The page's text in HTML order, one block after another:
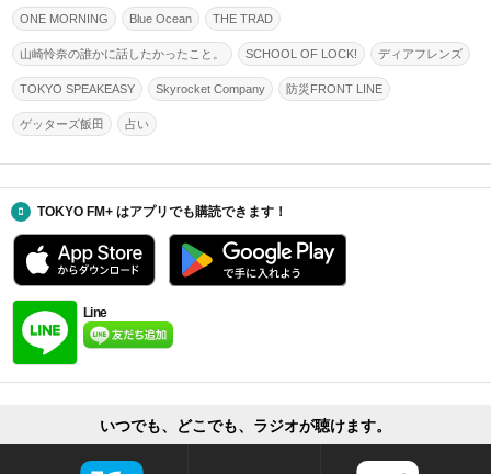
ONE MORNING Blue Ocean THE TRAD
山崎怜奈の誰かに話したかったこと。 SCHOOL OF LOCK! ディアフレンズ
TOKYO SPEAKEASY Skyrocket Company 防災FRONT LINE
ゲッターズ飯田 占い
TOKYO FM+ はアプリでも購読できます！
Line
いつでも、どこでも、ラジオが聴けます。